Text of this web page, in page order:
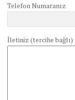
Telefon Numaranız
İletiniz (tercihe bağlı)